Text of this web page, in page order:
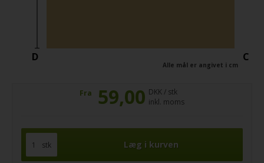
C
D
Alle mål er angivet i cm
Fra 59,00 DKK / stk
inkl. moms
stk